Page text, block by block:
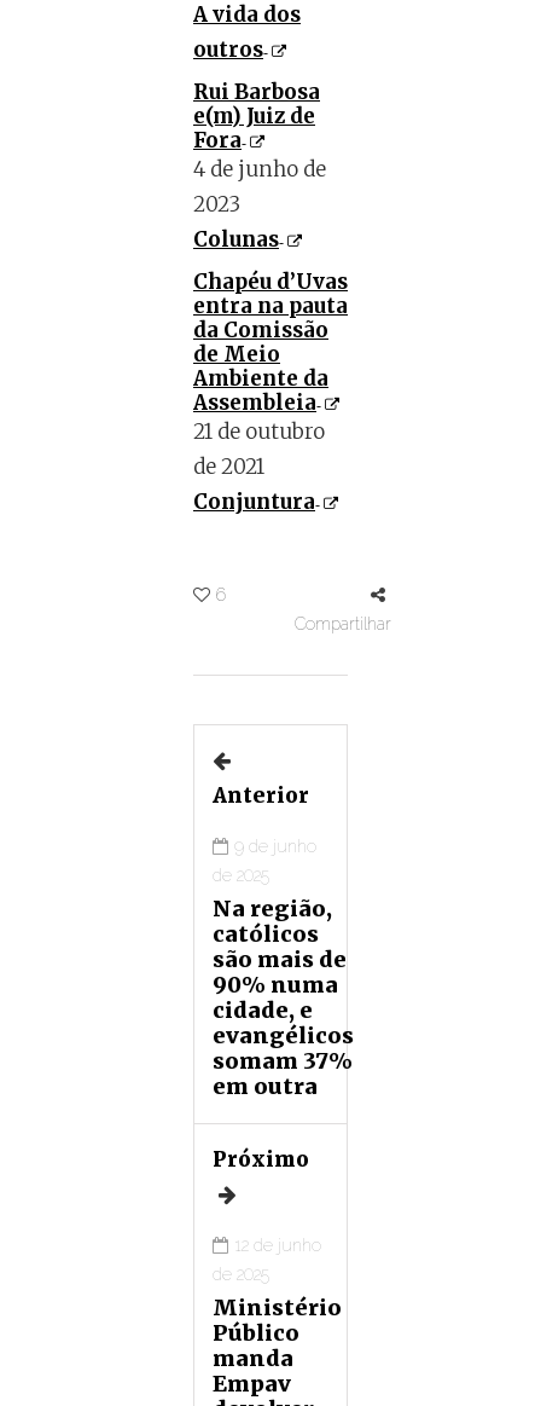
A vida dos
outros
Rui Barbosa
e(m) Juiz de
Fora
4 de junho de
2023
Colunas
Chapéu d’Uvas
entra na pauta
da Comissão
de Meio
Ambiente da
Assembleia
21 de outubro
de 2021
Conjuntura
6
Compartilhar
Anterior
9 de junho
de 2025
Na região,
católicos
são mais de
90% numa
cidade, e
evangélicos
somam 37%
em outra
Próximo
12 de junho
de 2025
Ministério
Público
manda
Empav